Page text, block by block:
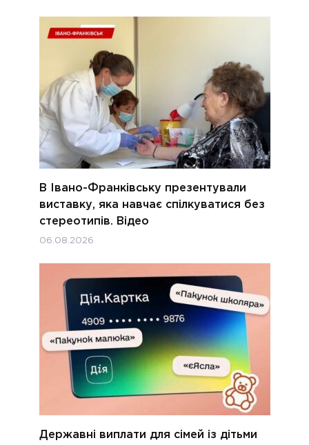
В Івано-Франківську презентували
виставку, яка навчає спілкуватися без
стереотипів. Відео
06.08.2026
Державні виплати для сімей із дітьми